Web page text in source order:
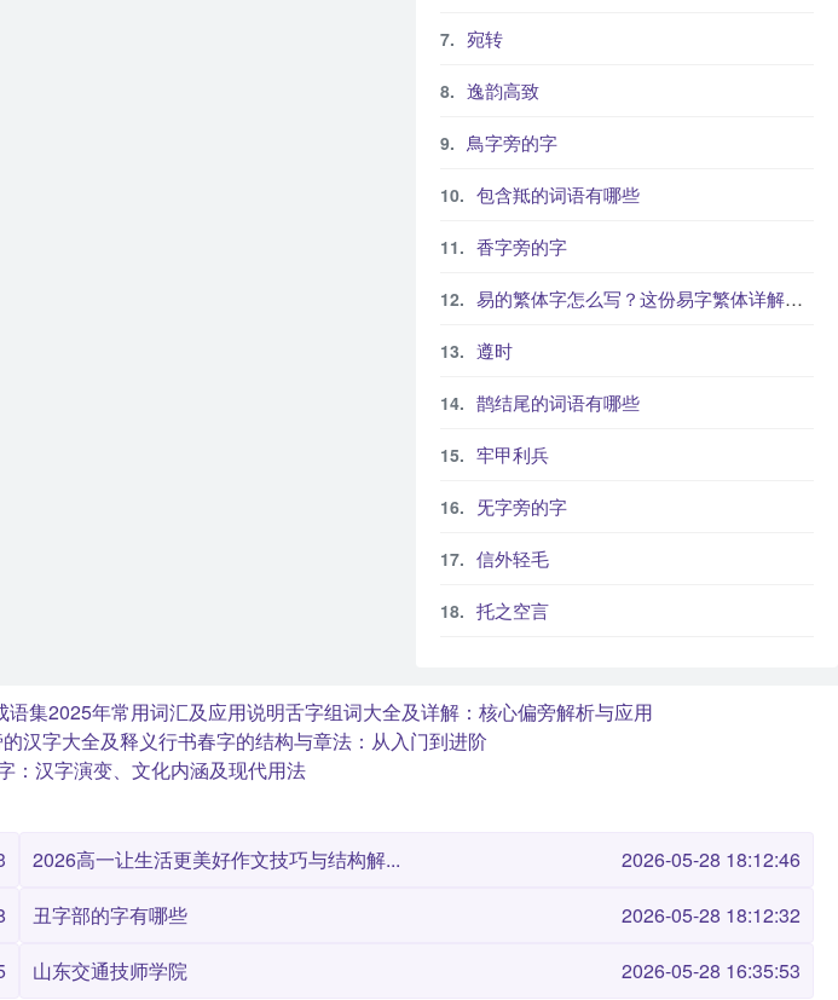
宛转
逸韵高致
鳥字旁的字
包含羝的词语有哪些
香字旁的字
易的繁体字怎么写？这份易字繁体详解，助你正确书写汉字_汉字繁体学习
遵时
鹊结尾的词语有哪些
牢甲利兵
旡字旁的字
信外轻毛
托之空言
语集2025年常用词汇及应用说明舌字组词大全及详解：核心偏旁解析与应用
汉字大全及释义行书春字的结构与章法：从入门到进阶
：汉字演变、文化内涵及现代用法
2026高一让生活更美好作文技巧与结构解...
2026-05-28 18:12:46
丑字部的字有哪些
2026-05-28 18:12:32
山东交通技师学院 2026-05-28 16:35:53